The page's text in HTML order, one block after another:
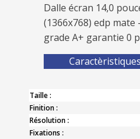
Dalle écran 14,0
(1366x768) edp mate
grade A+ garantie 0
Taille :
Finition :
Résolution :
Fixations :